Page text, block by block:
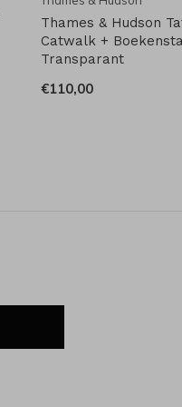
Thames & Hudson
Catwalk +
Transparant
€110,00